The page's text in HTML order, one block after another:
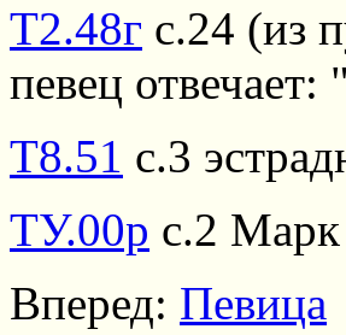
Т2.48г с.24 (из
певец
Т8.51 с.3
ТУ.00р с.2 Марк
Вперед: Певица